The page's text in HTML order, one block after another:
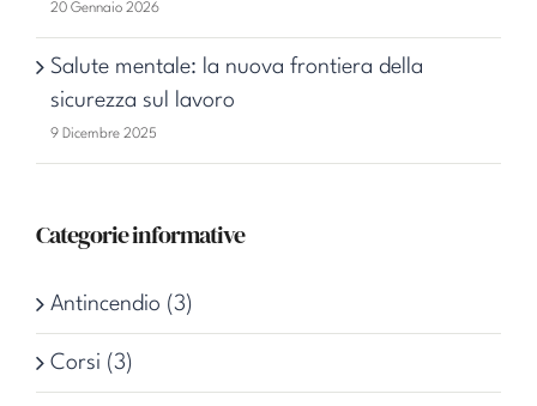
20 Gennaio 2026
Salute mentale: la nuova frontiera della
sicurezza sul lavoro
9 Dicembre 2025
Categorie informative
Antincendio (3)
Corsi (3)